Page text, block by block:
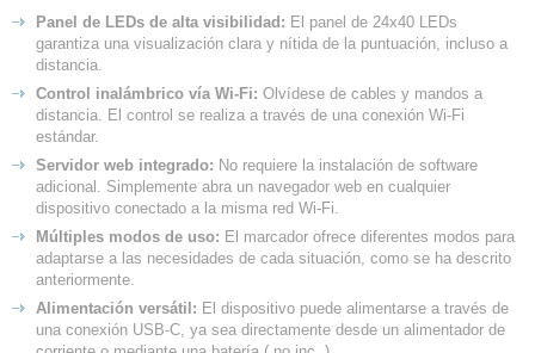
Panel de LEDs de alta visibilidad: El panel de 24x40 LEDs
garantiza una visualización clara y nítida de la puntuación, incluso a
distancia.
Control inalámbrico vía Wi-Fi: Olvídese de cables y mandos a
distancia. El control se realiza a través de una conexión Wi-Fi
estándar.
Servidor web integrado: No requiere la instalación de software
adicional. Simplemente abra un navegador web en cualquier
dispositivo conectado a la misma red Wi-Fi.
Múltiples modos de uso: El marcador ofrece diferentes modos para
adaptarse a las necesidades de cada situación, como se ha descrito
anteriormente.
Alimentación versátil: El dispositivo puede alimentarse a través de
una conexión USB-C, ya sea directamente desde un alimentador de